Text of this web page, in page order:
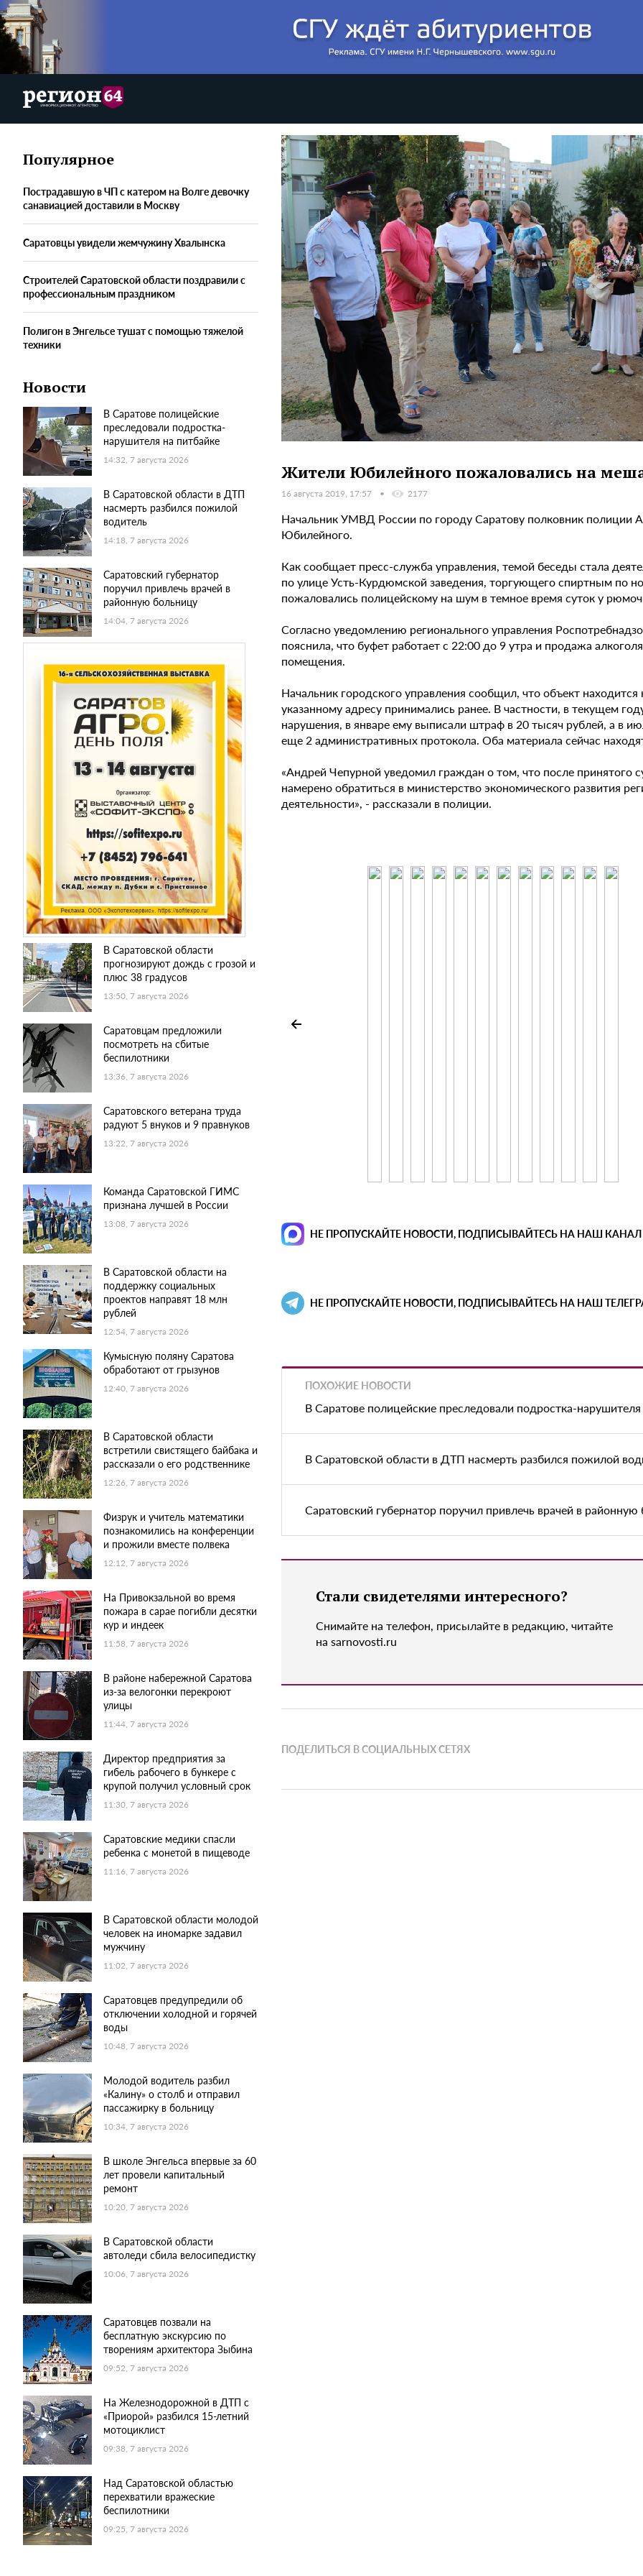
Популярное
Пострадавшую в ЧП с катером на Волге девочку
санавиацией доставили в Москву
Саратовцы увидели жемчужину Хвалынска
Строителей Саратовской области поздравили с
профессиональным праздником
Полигон в Энгельсе тушат с помощью тяжелой
техники
Новости
В Саратове полицейские
преследовали подростка-
нарушителя на питбайке
14:32, 7 августа 2026
В Саратовской области в ДТП
насмерть разбился пожилой
водитель
14:18, 7 августа 2026
Саратовский губернатор
поручил привлечь врачей в
районную больницу
14:04, 7 августа 2026
В Саратовской области
прогнозируют дождь с грозой и
плюс 38 градусов
13:50, 7 августа 2026
Саратовцам предложили
посмотреть на сбитые
беспилотники
13:36, 7 августа 2026
Саратовского ветерана труда
радуют 5 внуков и 9 правнуков
13:22, 7 августа 2026
Команда Саратовской ГИМС
признана лучшей в России
13:08, 7 августа 2026
В Саратовской области на
поддержку социальных
проектов направят 18 млн
рублей
12:54, 7 августа 2026
Кумысную поляну Саратова
обработают от грызунов
12:40, 7 августа 2026
В Саратовской области
встретили свистящего байбака и
рассказали о его родственнике
12:26, 7 августа 2026
Физрук и учитель математики
познакомились на конференции
и прожили вместе полвека
12:12, 7 августа 2026
На Привокзальной во время
пожара в сарае погибли десятки
кур и индеек
11:58, 7 августа 2026
В районе набережной Саратова
из-за велогонки перекроют
улицы
11:44, 7 августа 2026
Директор предприятия за
гибель рабочего в бункере с
крупой получил условный срок
11:30, 7 августа 2026
Саратовские медики спасли
ребенка с монетой в пищеводе
11:16, 7 августа 2026
В Саратовской области молодой
человек на иномарке задавил
мужчину
11:02, 7 августа 2026
Саратовцев предупредили об
отключении холодной и горячей
воды
10:48, 7 августа 2026
Молодой водитель разбил
«Калину» о столб и отправил
пассажирку в больницу
10:34, 7 августа 2026
В школе Энгельса впервые за 60
лет провели капитальный
ремонт
10:20, 7 августа 2026
В Саратовской области
автоледи сбила велосипедистку
10:06, 7 августа 2026
Саратовцев позвали на
бесплатную экскурсию по
творениям архитектора Зыбина
09:52, 7 августа 2026
На Железнодорожной в ДТП с
«Приорой» разбился 15-летний
мотоциклист
09:38, 7 августа 2026
Над Саратовской областью
перехватили вражеские
беспилотники
09:25, 7 августа 2026
Жители Юбилейного пожаловались на
16 августа 2019, 17:57 2177
Начальник УМВД России по городу Саратову полковник полиции
Юбилейного.
Как сообщает пресс-служба управления, темой беседы стала
по улице Усть-Курдюмской заведения, торгующего спиртным по
пожаловались полицейскому на шум в темное время суток у
Согласно уведомлению регионального управления
пояснила, что буфет работает с 22:00 до 9 утра и продажа
помещения.
Начальник городского управления сообщил, что объект
указанному адресу принимались ранее. В частности, в текущем
нарушения, в январе ему выписали штраф в 20 тысяч рублей, а в
еще 2 административных протокола. Оба материала сейчас
«Андрей Чепурной уведомил граждан о том, что после
намерено обратиться в министерство экономического развития
деятельности», - рассказали в полиции.
НЕ ПРОПУСКАЙТЕ НОВОСТИ, ПОДПИСЫВАЙТЕСЬ НА НАШ КАНАЛ
НЕ ПРОПУСКАЙТЕ НОВОСТИ, ПОДПИСЫВАЙТЕСЬ НА НАШ
ПОХОЖИЕ НОВОСТИ
В Саратове полицейские преследовали подростка-
В Саратовской области в ДТП насмерть разбился пожилой
Саратовский губернатор поручил привлечь врачей в
Стали свидетелями интересного?
Снимайте на телефон, присылайте в редакцию, читайте
на sarnovosti.ru
ПОДЕЛИТЬСЯ В СОЦИАЛЬНЫХ СЕТЯХ